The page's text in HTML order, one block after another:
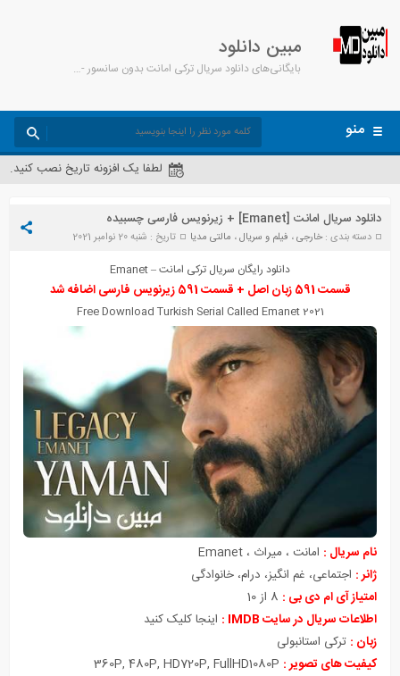
مبین دانلود
بایگانی‌های دانلود سریال ترکی امانت بدون سانسور - مبین دانلود
منو
لطفا یک افزونه تاریخ نصب کنید.
دانلود سریال امانت [Emanet] + زیرنویس فارسی چسبیده
دسته بندی :خارجی، فیلم و سریال، مالتی مدیا تاریخ : شنبه 20 نوامبر 2021
دانلود رایگان سریال ترکی امانت – Emanet
قسمت 591 زبان اصل + قسمت 591 زیرنویس فارسی اضافه شد
Free Download Turkish Serial Called Emanet 2021
نام سریال : امانت ، میراث ، Emanet
ژانر : اجتماعی، غم انگیز، درام، خانوادگی
امتیاز آی ام دی بی :
اطلاعات سریال در سایت IMDB :
اینجا کلیک کنید
زبان : ترکی استانبولی
کیفیت های تصویر :